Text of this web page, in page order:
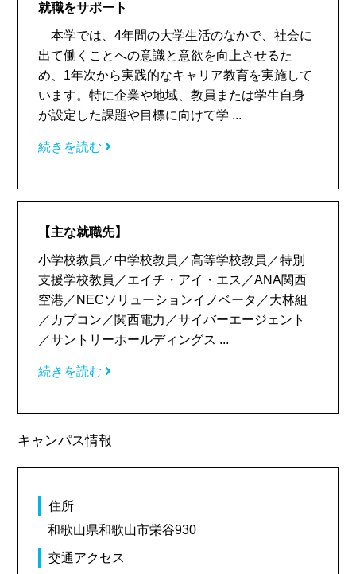
就職をサポート
本学では、4年間の大学生活のなかで、社会に
出て働くことへの意識と意欲を向上させるた
め、1年次から実践的なキャリア教育を実施して
います。特に企業や地域、教員または学生自身
が設定した課題や目標に向けて学 ...
続きを読む
【主な就職先】
小学校教員／中学校教員／高等学校教員／特別
支援学校教員／エイチ・アイ・エス／ANA関西
空港／NECソリューションイノベータ／大林組
／カプコン／関西電力／サイバーエージェント
／サントリーホールディングス ...
続きを読む
キャンパス情報
住所
和歌山県和歌山市栄谷930
交通アクセス